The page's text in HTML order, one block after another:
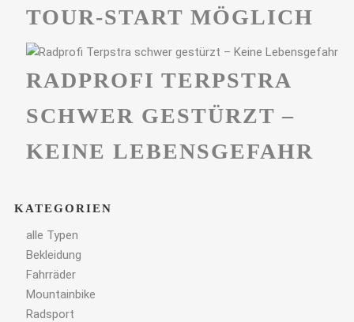
TOUR-START MÖGLICH
RADPROFI TERPSTRA
SCHWER GESTÜRZT –
KEINE LEBENSGEFAHR
KATEGORIEN
alle Typen
Bekleidung
Fahrräder
Mountainbike
Radsport